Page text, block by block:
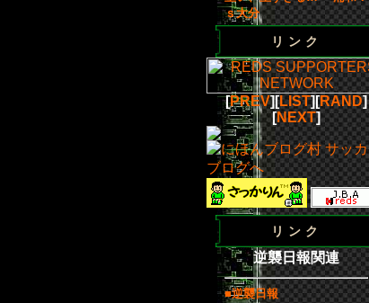
ｓ大分
リンク
[PREV][LIST][RAND]
[NEXT]
リンク
逆襲日報関連
■逆襲日報